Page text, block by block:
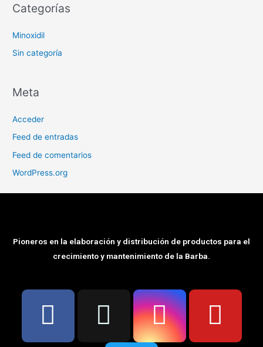
Categorías
Minoxidil
Sin categoría
Meta
Acceder
Feed de entradas
Feed de comentarios
WordPress.org
Pioneros en la elaboración y distribución de productos para el
crecimiento y mantenimiento de la Barba.